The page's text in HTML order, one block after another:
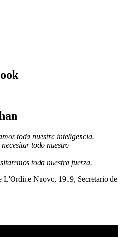
toda nuestra inteligencia.
todo nuestro
toda nuestra fuerza.
L'Ordine Nuovo, 1919, Secretario de